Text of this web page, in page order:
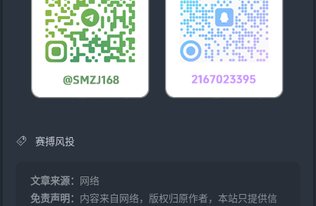
赛搏风投
文章来源： 网络
免责声明： 内容来自网络，版权归原作者，本站只提供信